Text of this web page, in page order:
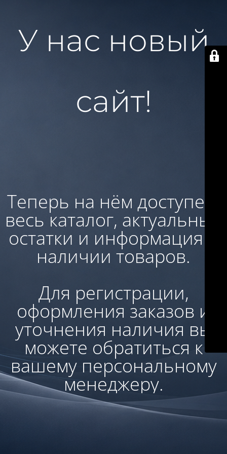
У нас новый
сайт!
Теперь на нём доступен:
весь каталог, актуальные
остатки и информация о
наличии товаров.
Для регистрации,
оформления заказов и
уточнения наличия вы
можете обратиться к
вашему персональному
менеджеру.